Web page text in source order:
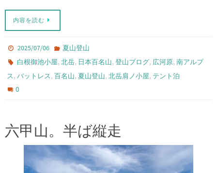
内容を読む
2025/07/06
夏山登山
白根御池小屋,北岳, 日本百名山,登山ブログ, 広河原,南アルプ
ス, バットレス, 百名山, 夏山登山, 北岳肩ノ小屋, テント泊
0
六甲山。半ば縦走